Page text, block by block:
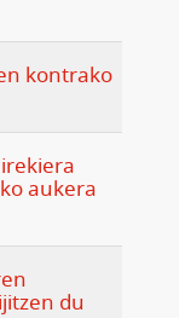
kontrako
aukera
du